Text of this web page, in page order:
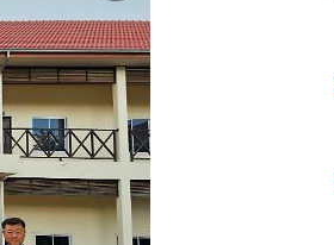
미
지
확
대